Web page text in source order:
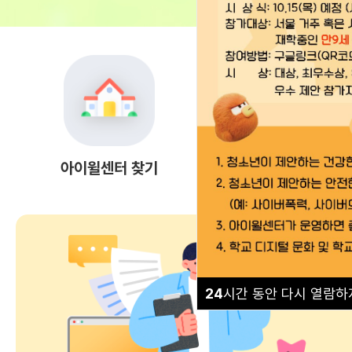
24시간 동안 다시 열람하
아이윌센터 찾기 상담 안내